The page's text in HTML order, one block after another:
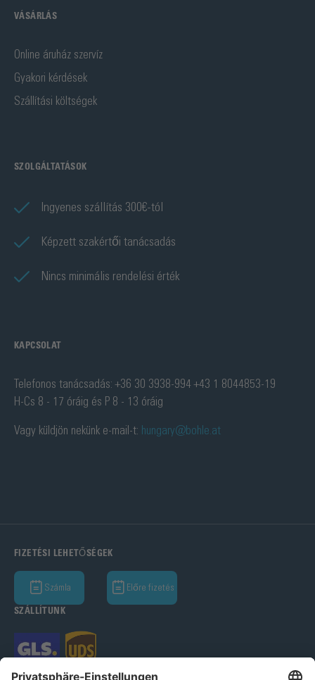
VÁSÁRLÁS
Online áruház szervíz
Gyakori kérdések
Szállítási költségek
SZOLGÁLTATÁSOK
Ingyenes szállítás 300€-tól
Képzett szakértői tanácsadás
Nincs minimális rendelési érték
KAPCSOLAT
Telefonos tanácsadás: +36 30 3938-994 +43 1 8044853-19
H-Cs 8 - 17 óráig és P 8 - 13 óráig
Vagy küldjön nekünk e-mail-t: hungary@bohle.at
FIZETÉSI LEHETŐSÉGEK
Számla Előre fizetés
SZÁLLÍTUNK